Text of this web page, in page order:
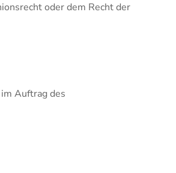
oder dem Recht der
Auftrag des